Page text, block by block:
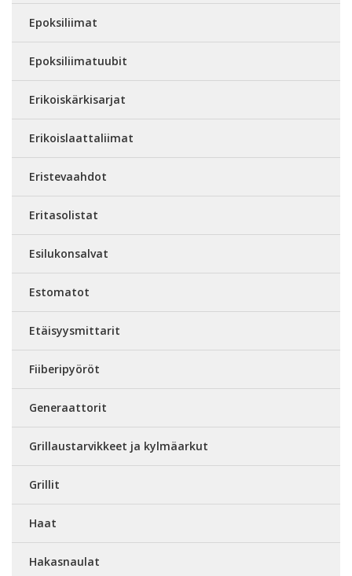
Epoksiliimat
Epoksiliimatuubit
Erikoiskärkisarjat
Erikoislaattaliimat
Eristevaahdot
Eritasolistat
Esilukonsalvat
Estomatot
Etäisyysmittarit
Fiiberipyöröt
Generaattorit
Grillaustarvikkeet ja kylmäarkut
Grillit
Haat
Hakasnaulat